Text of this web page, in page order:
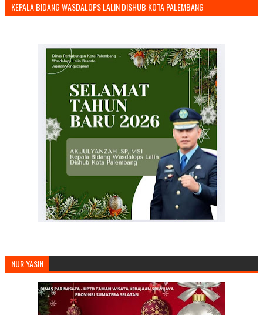
KEPALA BIDANG WASDALOPS LALIN DISHUB KOTA PALEMBANG
NUR YASIN